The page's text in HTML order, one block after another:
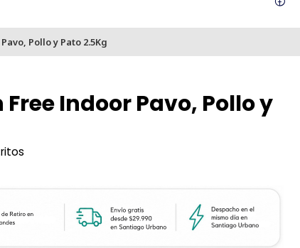
Pollo y Pato 2.5Kg
Indoor Pavo, Pollo y